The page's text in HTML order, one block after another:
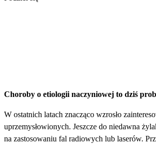
Choroby o etiologii naczyniowej to dziś
W ostatnich latach znacząco wzrosło
uprzemysłowionych. Jeszcze do niedawna
na zastosowaniu fal radiowych lub laserów.